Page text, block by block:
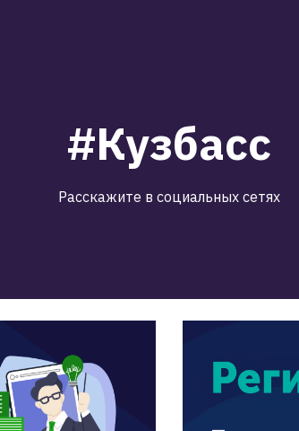
#Кузбасс
Расскажите в социальных сетях